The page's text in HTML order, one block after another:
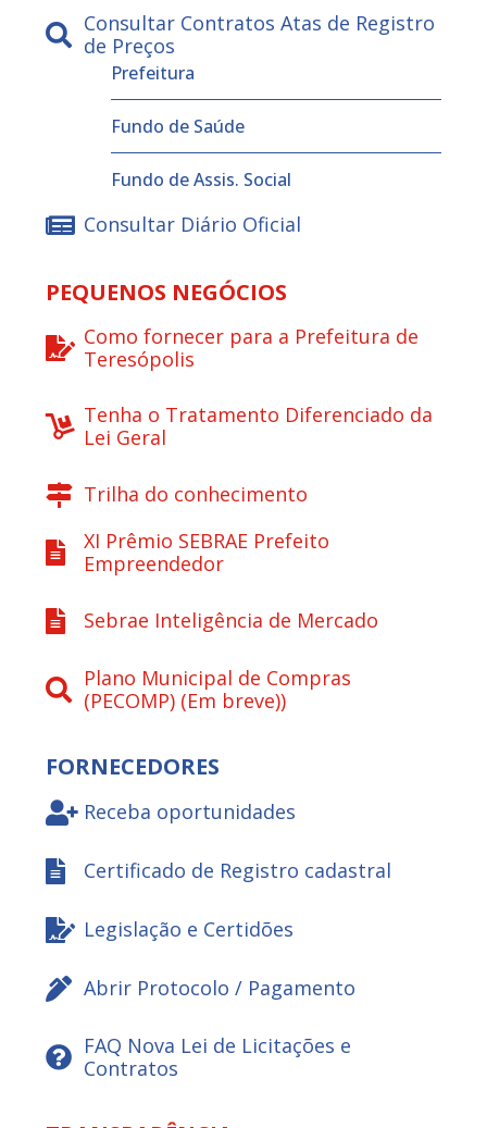
Consultar Contratos Atas de Registro
de Preços
Prefeitura
Fundo de Saúde
Fundo de Assis. Social
Consultar Diário Oficial
PEQUENOS NEGÓCIOS
Como fornecer para a Prefeitura de
Teresópolis
Tenha o Tratamento Diferenciado da
Lei Geral
Trilha do conhecimento
XI Prêmio SEBRAE Prefeito
Empreendedor
Sebrae Inteligência de Mercado
Plano Municipal de Compras
(PECOMP) (Em breve))
FORNECEDORES
Receba oportunidades
Certificado de Registro cadastral
Legislação e Certidões
Abrir Protocolo / Pagamento
FAQ Nova Lei de Licitações e
Contratos